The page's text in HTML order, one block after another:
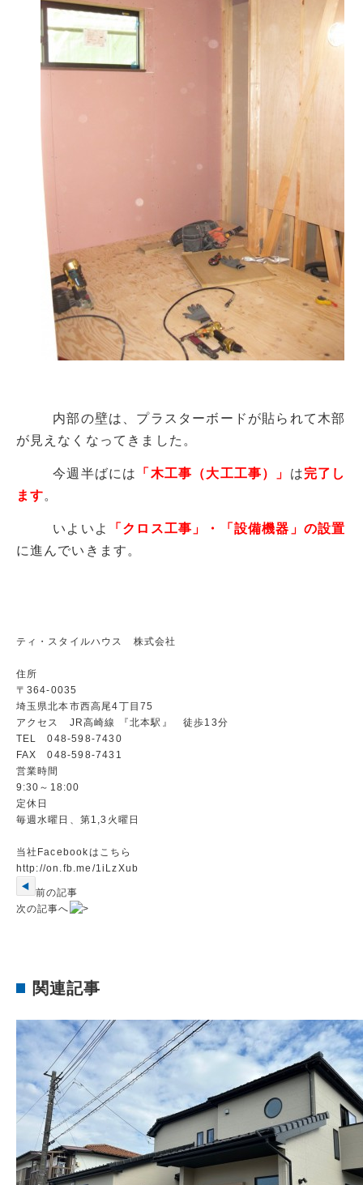
内部の壁は、プラスターボードが貼られて木部
が見えなくなってきました。
今週半ばには 「木工事（大工工事）」 は完了し
ます。
いよいよ
「クロス工事」・「設備機器」の設置
に進んでいきます。
ティ・スタイルハウス 株式会社
住所
〒364-0035
埼玉県北本市西高尾4丁目75
アクセス JR高崎線 『北本駅』 徒歩13分
TEL 048-598-7430
FAX 048-598-7431
営業時間
9:30～18:00
定休日
毎週水曜日、第1,3火曜日
当社Facebookはこちら
http://on.fb.me/1iLzXub
前の記事
次の記事へ
関連記事